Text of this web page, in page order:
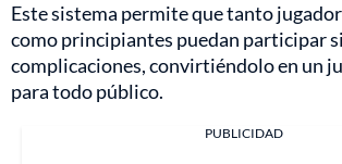
Este sistema permite que tanto
como principiantes puedan participar
complicaciones, convirtiéndolo en un
para todo público.
PUBLICIDAD